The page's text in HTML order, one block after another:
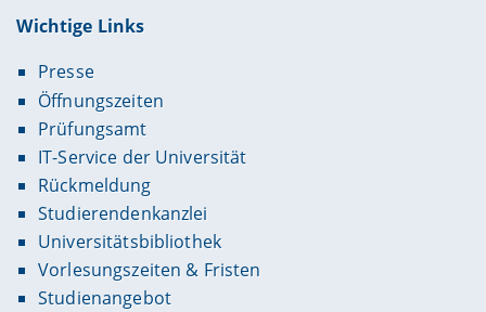
Wichtige Links
Presse
Öffnungszeiten
Prüfungsamt
IT-Service der Universität
Rückmeldung
Studierendenkanzlei
Universitätsbibliothek
Vorlesungszeiten & Fristen
Studienangebot